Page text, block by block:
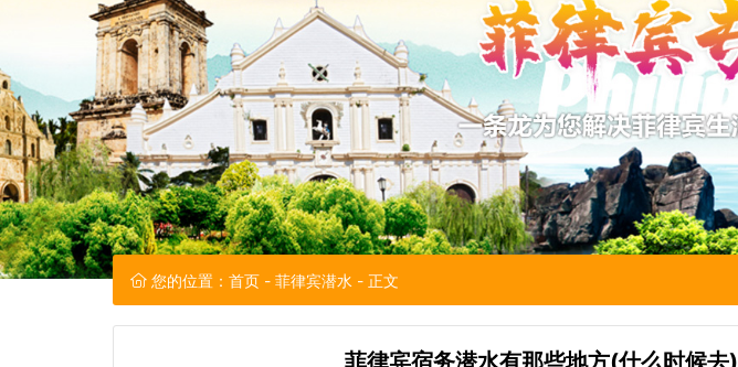
您的位置： 首页 - 菲律宾潜水 - 正文
菲律宾宿务潜水有那些地方(什么时候去)